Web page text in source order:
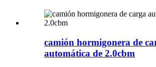
camión hormigonera de
automática de 2.0cbm